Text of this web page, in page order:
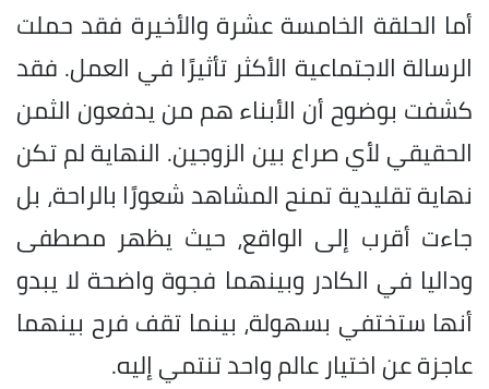
أما الحلقة الخامسة عشرة والأخيرة فقد حملت
الرسالة الاجتماعية الأكثر تأثيرًا في العمل. فقد
كشفت بوضوح أن الأبناء هم من يدفعون الثمن
الحقيقي لأي صراع بين الزوجين. النهاية لم تكن
نهاية تقليدية تمنح المشاهد شعورًا بالراحة، بل
جاءت أقرب إلى الواقع، حيث يظهر مصطفى
وداليا في الكادر وبينهما فجوة واضحة لا يبدو
أنها ستختفي بسهولة، بينما تقف فرح بينهما
عاجزة عن اختيار عالم واحد تنتمي إليه.